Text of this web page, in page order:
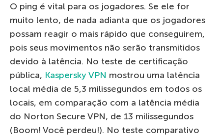
O ping é vital para os jogadores. Se ele for
muito lento, de nada adianta que os jogadores
possam reagir o mais rápido que conseguirem,
pois seus movimentos não serão transmitidos
devido à latência. No teste de certificação
pública, Kaspersky VPN mostrou uma latência
local média de 5,3 milissegundos em todos os
locais, em comparação com a latência média
do Norton Secure VPN, de 13 milissegundos
(Boom! Você perdeu!). No teste comparativo